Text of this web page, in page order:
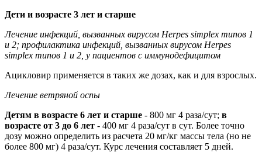
Дети и возрасте 3 лет и старше
Лечение инфекций, вызванных вирусом Herpes simplex типов 1
и 2; профилактика инфекций, вызванных вирусом Herpes
simplex типов 1 и 2, у пациентов с иммунодефицитом
Ацикловир применяется в таких же дозах, как и для взрослых.
Лечение ветряной оспы
Детям в возрасте 6 лет и старше - 800 мг 4 раза/сут; в
возрасте от 3 до 6 лет - 400 мг 4 раза/сут в сут. Более точно
дозу можно определить из расчета 20 мг/кг массы тела (но не
более 800 мг) 4 раза/сут. Курс лечения составляет 5 дней.